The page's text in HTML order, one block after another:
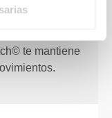
te mantiene